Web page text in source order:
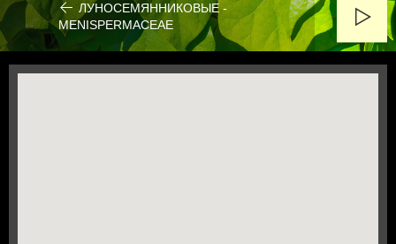
ЛУНОСЕМЯННИКОВЫЕ -
MENISPERMACEAE